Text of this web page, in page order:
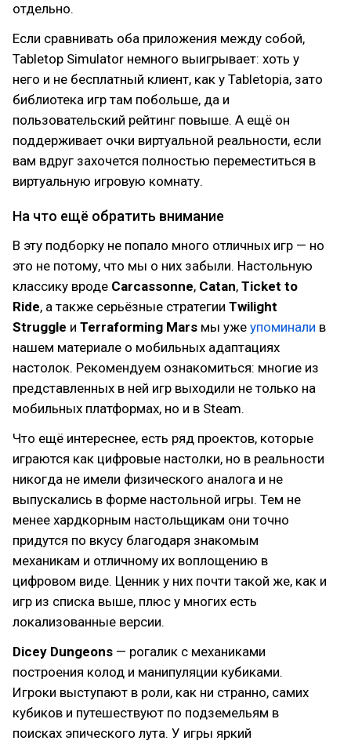
отдельно.
Если сравнивать оба приложения между собой,
Tabletop Simulator немного выигрывает: хоть у
него и не бесплатный клиент, как у Tabletopia, зато
библиотека игр там побольше, да и
пользовательский рейтинг повыше. А ещё он
поддерживает очки виртуальной реальности, если
вам вдруг захочется полностью переместиться в
виртуальную игровую комнату.
На что ещё обратить внимание
В эту подборку не попало много отличных игр — но
это не потому, что мы о них забыли. Настольную
классику вроде Carcassonne, Catan, Ticket to
Ride, а также серьёзные стратегии Twilight
Struggle и Terraforming Mars мы уже упоминали в
нашем материале о мобильных адаптациях
настолок. Рекомендуем ознакомиться: многие из
представленных в ней игр выходили не только на
мобильных платформах, но и в Steam.
Что ещё интереснее, есть ряд проектов, которые
играются как цифровые настолки, но в реальности
никогда не имели физического аналога и не
выпускались в форме настольной игры. Тем не
менее хардкорным настольщикам они точно
придутся по вкусу благодаря знакомым
механикам и отличному их воплощению в
цифровом виде. Ценник у них почти такой же, как и
игр из списка выше, плюс у многих есть
локализованные версии.
Dicey Dungeons — рогалик с механиками
построения колод и манипуляции кубиками.
Игроки выступают в роли, как ни странно, самих
кубиков и путешествуют по подземельям в
поисках эпического лута. У игры яркий